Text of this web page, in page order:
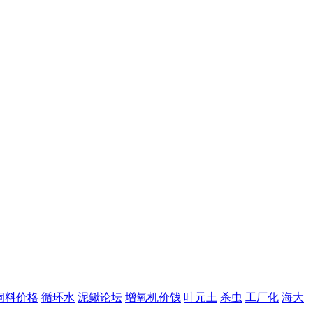
料价格 循环水 泥鳅论坛 增氧机价钱 叶元土 杀虫 工厂化 海大